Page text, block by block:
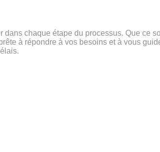
chaque étape du processus. Que ce
à répondre à vos besoins et à vous